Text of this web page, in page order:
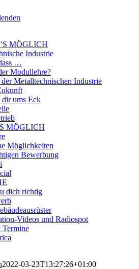
MÖGLICH
Industrie
…
Modullehre?
Metalltechnischen Industrie
ums Eck
MÖGLICH
Möglichkeiten
Bewerbung
dich richtig
Videos und Radiospot
Termine
2022-03-23T13:27:26+01:00